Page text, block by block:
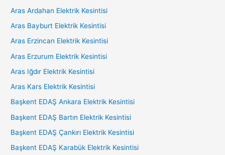
Aras Ardahan Elektrik Kesintisi
Aras Bayburt Elektrik Kesintisi
Aras Erzincan Elektrik Kesintisi
Aras Erzurum Elektrik Kesintisi
Aras Iğdır Elektrik Kesintisi
Aras Kars Elektrik Kesintisi
Başkent EDAŞ Ankara Elektrik Kesintisi
Başkent EDAŞ Bartın Elektrik Kesintisi
Başkent EDAŞ Çankırı Elektrik Kesintisi
Başkent EDAŞ Karabük Elektrik Kesintisi